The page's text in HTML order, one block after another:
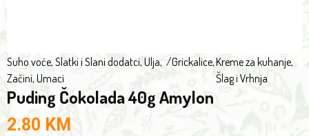
Suho voće, Slatki i Slani dodatci, Ulja,
Začini, Umaci
/Grickalice,Kreme za kuhanje,
Šlag i Vrhnja
Puding Čokolada 40g Amylon
2.80 KM